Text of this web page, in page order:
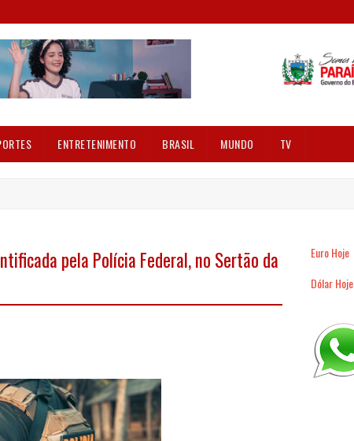
ENTRETENIMENTO BRASIL MUNDO TV
pela Polícia Federal, no Sertão da
Euro Hoje
Dólar Hoje